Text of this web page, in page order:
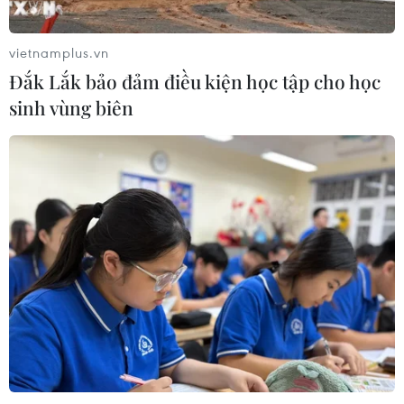
Xem thêm
CƠ QUAN CHỦ QUẢN: THÔNG TẤN XÃ VIỆT NAM
Tổng Biên tập: TRẦN TIẾN DUẨN
Phó Tổng Biên tập: NGUYỄN THỊ TÁM, KHÚC THANH
THỦY
Sở hữu trí tuệ
Quy định sử dụng
RSS
Hỗ trợ
Ngôn ngữ
TTXVN
vietnamplus.vn
Đắk Lắk bảo đảm điều kiện học tập cho học
sinh vùng biên